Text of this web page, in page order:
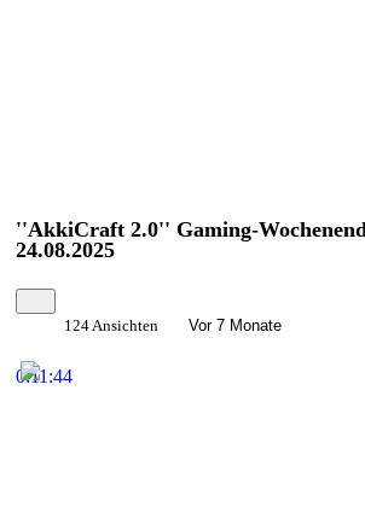
''AkkiCraft 2.0'' Gaming-
24.08.2025
124 Ansichten Vor 7 Monate
0:11:44